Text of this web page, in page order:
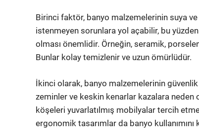
Birinci faktör, banyo malzemelerinin suya
istenmeyen sorunlara yol açabilir, bu
olması önemlidir. Örneğin, seramik,
Bunlar kolay temizlenir ve uzun ömürlüdür.
İkinci olarak, banyo malzemelerinin
zeminler ve keskin kenarlar kazalara neden
köşeleri yuvarlatılmış mobilyalar tercih
ergonomik tasarımlar da banyo kullanımını